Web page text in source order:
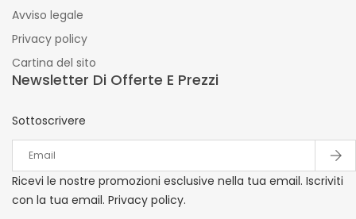
Avviso legale
Privacy policy
Cartina del sito
Newsletter Di Offerte E Prezzi
Sottoscrivere
Ricevi le nostre promozioni esclusive nella tua email. Iscriviti
con la tua email. Privacy policy.